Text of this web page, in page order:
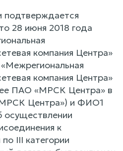
подтверждается
28 июня 2018 года
компания Центра»
компания Центра»
ПАО «МРСК Центра» в
Центра») и ФИО1
осуществлении
к
III категории